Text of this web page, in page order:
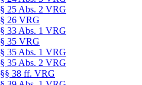
§ 25 Abs. 2 VRG
§ 26 VRG
§ 33 Abs. 1 VRG
§ 35 VRG
§ 35 Abs. 1 VRG
§ 35 Abs. 2 VRG
§§ 38 ff. VRG